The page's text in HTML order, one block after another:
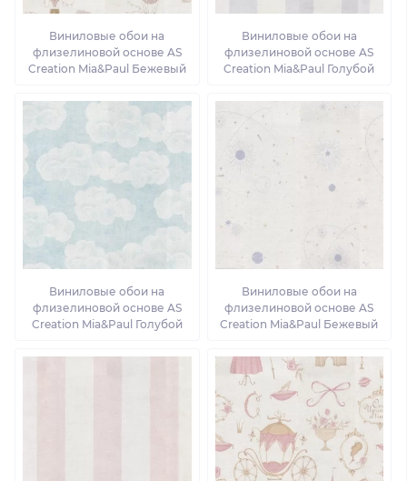
Виниловые обои на
флизелиновой основе AS
Creation Mia&Paul Бежевый
Виниловые обои на
флизелиновой основе AS
Creation Mia&Paul Голубой
Виниловые обои на
флизелиновой основе AS
Creation Mia&Paul Голубой
Виниловые обои на
флизелиновой основе AS
Creation Mia&Paul Бежевый